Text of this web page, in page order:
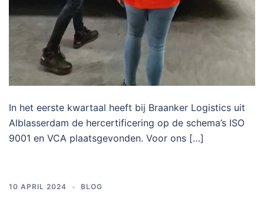
In het eerste kwartaal heeft bij Braanker Logistics uit
Alblasserdam de hercertificering op de schema’s ISO
9001 en VCA plaatsgevonden. Voor ons […]
10 APRIL 2024 BLOG